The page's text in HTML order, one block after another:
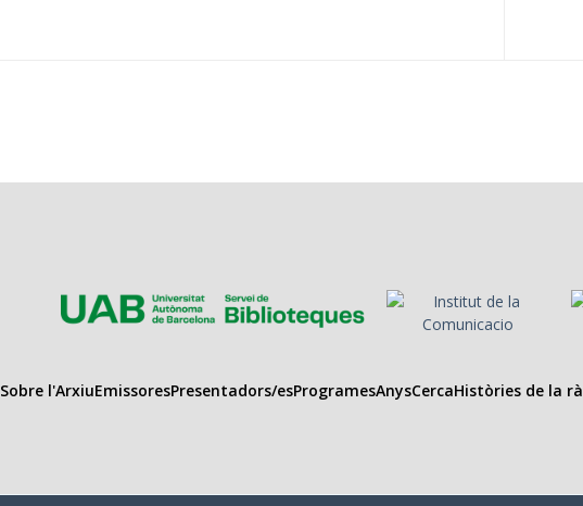
Sobre l'ArxiuEmissoresPresentadors/esProgramesAnysCercaHistòries de la